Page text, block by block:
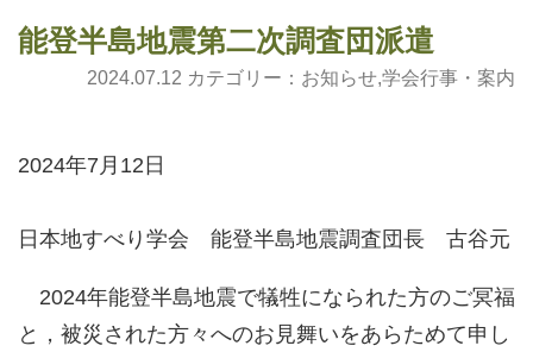
能登半島地震第二次調査団派遣
2024.07.12 カテゴリー： お知らせ,学会行事・案内
2024年7月12日
日本地すべり学会 能登半島地震調査団長 古谷元
2024年能登半島地震で犠牲になられた方のご冥福
と，被災された方々へのお見舞いをあらためて申し